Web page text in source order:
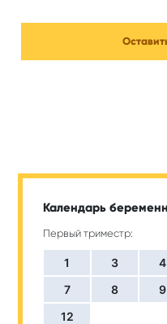
Календарь
Первый триместр:
1 3 4
7
8 9
12